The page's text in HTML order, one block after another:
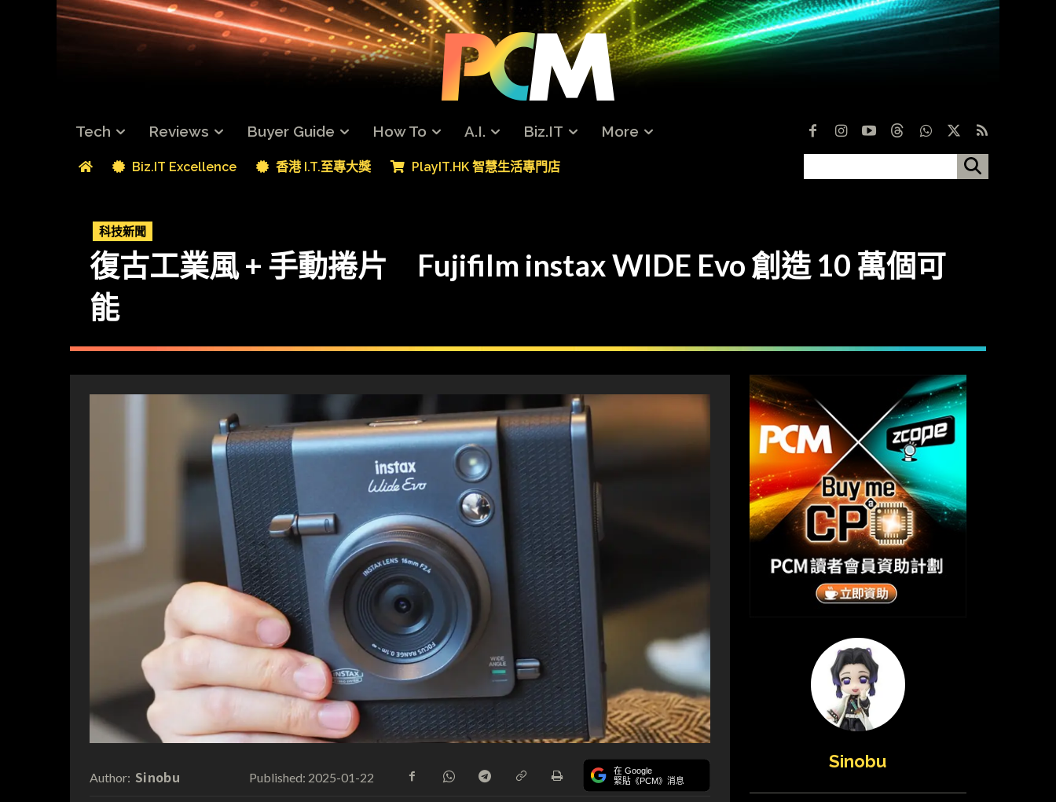
Tech Reviews Buyer Guide How To A.I. Biz.IT More
Biz.IT Excellence 香港 I.T.至專大獎 PlayIT.HK 智慧生活專門店
科技新聞
復古工業風 + 手動捲片 Fujifilm instax WIDE Evo 創造 10 萬個可
能
Author: Sinobu Published: 2025-01-22 在 Google
緊貼《PCM》消息
Sinobu